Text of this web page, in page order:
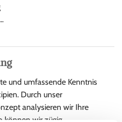
und umfassende Kenntnis
Durch unser
analysieren wir Ihre
können wir zügig